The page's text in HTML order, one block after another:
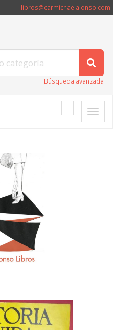
libros@carmichaelalonso.com
Búsqueda avanzada
Toggle